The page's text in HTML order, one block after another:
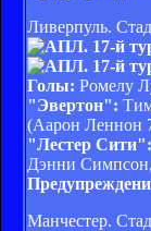
Ливерпуль.
Голы: Ромелу
"Эвертон":
(Аарон Леннон
"Лестер Сити":
Дэнни
Манчестер.